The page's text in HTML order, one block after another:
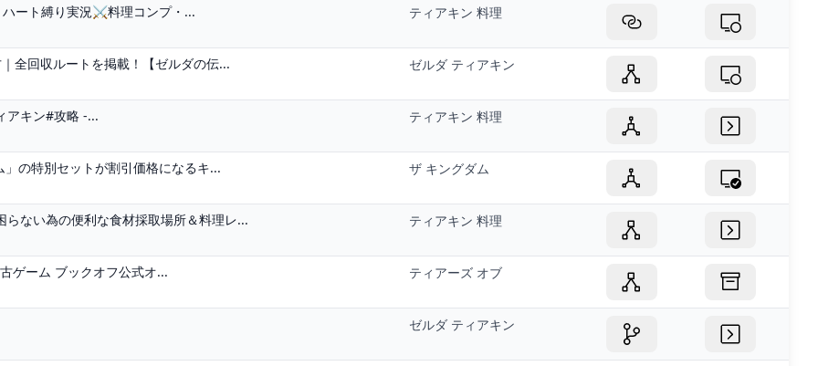
ート縛り実況⚔️料理コンプ・... ティアキン 料理
全回収ルートを掲載！【ゼルダの伝... ゼルダ ティアキン
アキン#攻略 -... ティアキン 料理
の特別セットが割引価格になるキ... ザ キングダム
ない為の便利な食材採取場所＆料理レ... ティアキン 料理
ゲーム ブックオフ公式オ... ティアーズ オブ
ゼルダ ティアキン